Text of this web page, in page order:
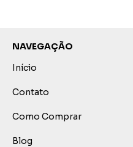
NAVEGAÇÃO
Início
Contato
Como Comprar
Blog